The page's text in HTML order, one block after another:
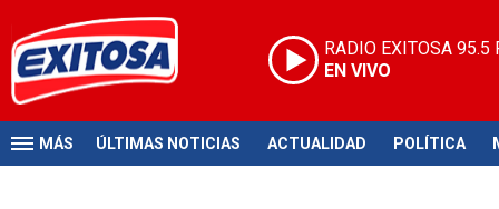
RADIO EXITOSA 95.5
EN VIVO
MÁS ÚLTIMAS NOTICIAS ACTUALIDAD POLÍTICA